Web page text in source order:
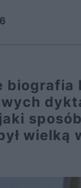
biografia
wielką